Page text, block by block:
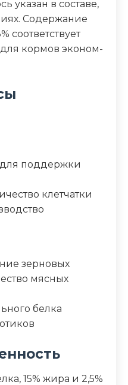
указан в составе,
Содержание
соответствует
кормов эконом-
поддержки
клетчатки
зерновых
мясных
белка
15% жира и 2,5%